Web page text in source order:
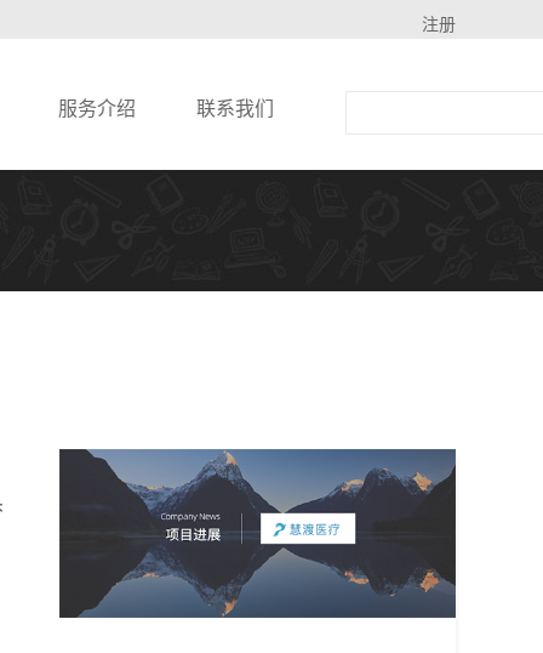
注册
服务介绍 联系我们